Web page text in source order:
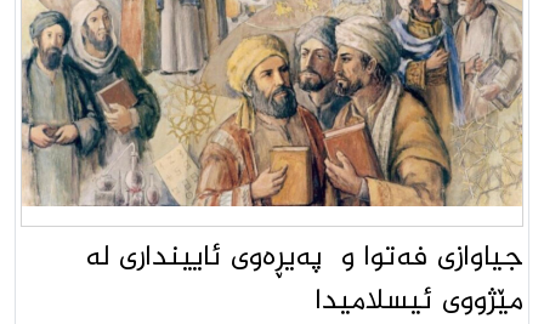
جیاوازی فەتوا و پەیڕەوی ئایینداری لە
مێژووی ئیسلامیدا